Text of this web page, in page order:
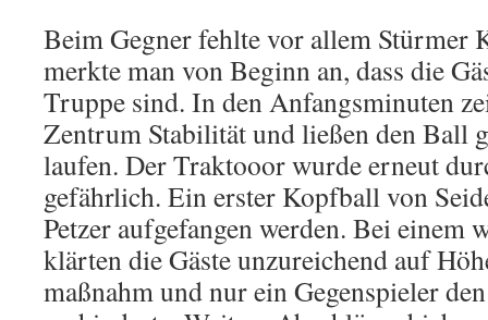
Beim Gegner fehlte vor allem Stürmer
merkte man von Beginn an, dass die
Truppe sind. In den Anfangsminuten
Zentrum Stabilität und ließen den Ball
laufen. Der Traktooor wurde erneut
gefährlich. Ein erster Kopfball von
Petzer aufgefangen werden. Bei einem
klärten die Gäste unzureichend auf
maßnahm und nur ein Gegenspieler